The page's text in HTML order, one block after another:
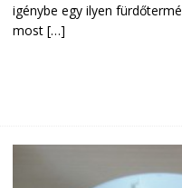
igénybe egy ilyen
most […]